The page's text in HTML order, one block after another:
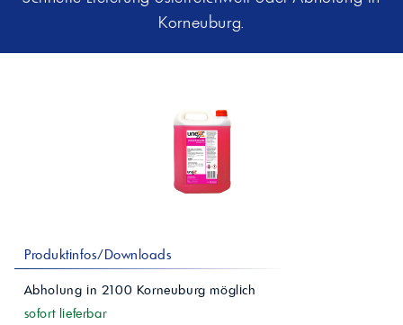
Korneuburg.
Produktinfos/Downloads
Abholung in 2100 Korneuburg möglich
sofort lieferbar